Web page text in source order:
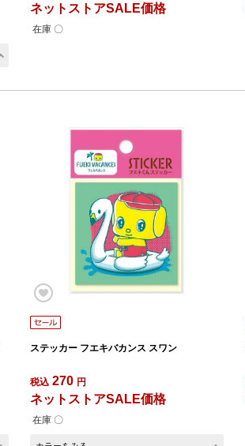
ネットストアSALE価格
在庫 〇
ステッカー フエキバカンス スワン
税込 270 円
ネットストアSALE価格
在庫 〇